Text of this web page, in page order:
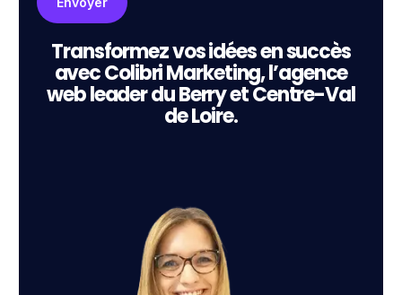
Transformez vos idées en succès
avec Colibri Marketing, l’agence
web leader du Berry et Centre-Val
de Loire.